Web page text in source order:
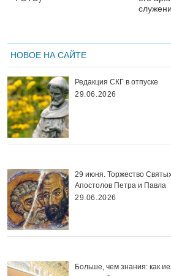
НОВОЕ НА САЙТЕ
Редакция СКГ в отпуске
29.06.2026
29 июня. Торжество
Апостолов Петра и Павла
29.06.2026
Больше, чем знания: как